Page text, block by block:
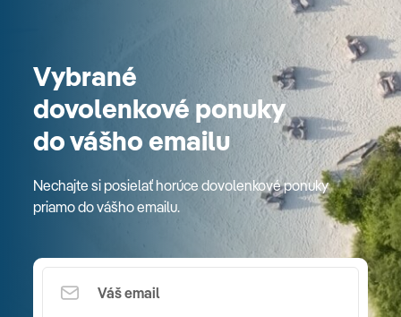
Vybrané
dovolenkové ponuky
do vášho emailu
Nechajte si posielať horúce dovolenkové ponuky
priamo do vášho emailu.